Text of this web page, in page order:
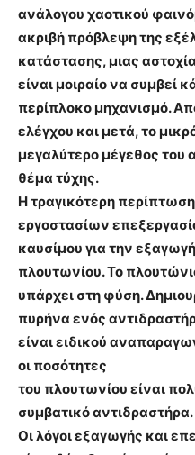
ανάλογου χαοτικού
ακριβή πρόβλεψη της
κατάστασης, μιας
είναι μοιραίο να συμβεί
περίπλοκο μηχανισμό.
ελέγχου και μετά, το
μεγαλύτερο μέγεθος του
θέμα τύχης.
Η τραγικότερη
εργοστασίων
καυσίμου για την
πλουτωνίου. Το
υπάρχει στη φύση.
πυρήνα ενός
είναι ειδικού
οι ποσότητες
του πλουτωνίου είναι
συμβατικό αντιδραστήρα.
Οι λόγοι εξαγωγής και